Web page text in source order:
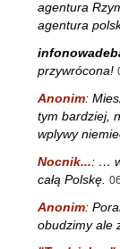
agentura
agentura
przywrócona!
Anonim:
tym bardziej,
wplywy
Nocnik...: …
całą Polskę.
Anonim:
obudzimy ale